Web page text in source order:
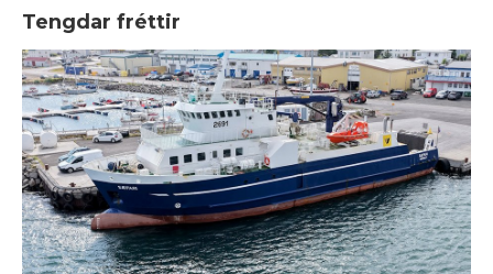
Tengdar fréttir